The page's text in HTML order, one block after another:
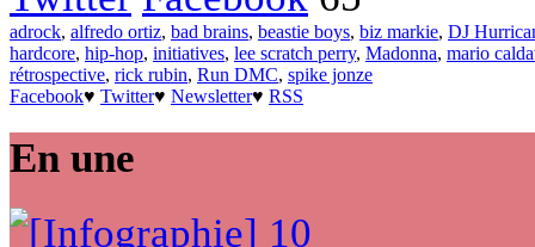
adrock, alfredo ortiz, bad brains, beastie boys, biz markie, DJ
hardcore, hip-hop, initiatives, lee scratch perry, Madonna, mario
rétrospective, rick rubin, Run DMC, spike jonze
Facebook♥ Twitter♥ Newsletter♥ RSS
En une